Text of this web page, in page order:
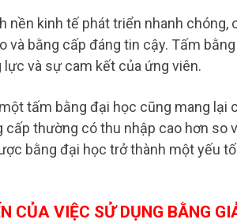
nền kinh tế phát triển nhanh
và bằng cấp đáng tin cậy. Tấm
lực và sự cam kết của ứng viên.
tấm bằng đại học cũng mang
cấp thường có thu nhập cao hơn so
bằng đại học trở thành một yếu
CỦA VIỆC SỬ DỤNG BẰNG